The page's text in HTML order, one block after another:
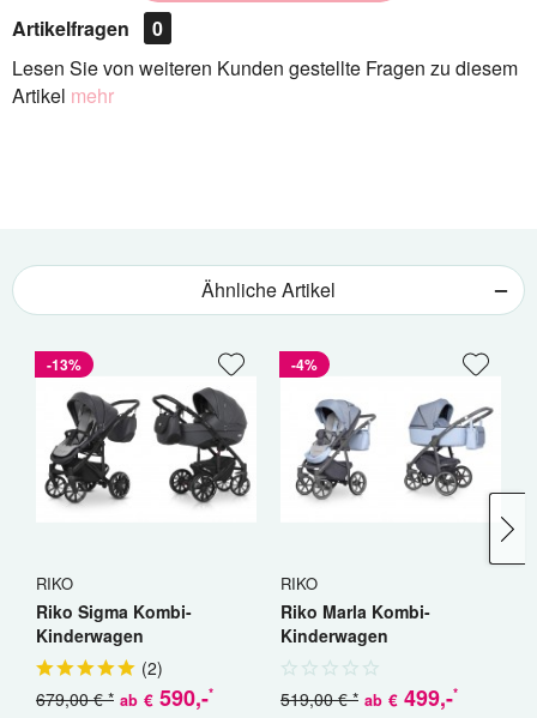
Artikelfragen
0
Lesen Sie von weiteren Kunden gestellte Fragen zu diesem
Artikel mehr
Ähnliche Artikel
-13%
RIKO
Riko Sigma Kombi-
Kinderwagen
(2)
ab € 590,-*
679,00 € *
-4%
RIKO
Riko Marla Kombi-
Kinderwagen
ab € 499,-*
519,00 € *